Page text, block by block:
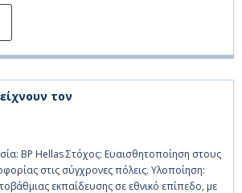
τον
BP Hellas Στόχος: Ευαισθητοποίηση στους
στις σύγχρονες πόλεις. Υλοποίηση:
εκπαίδευσης σε εθνικό επίπεδο, με